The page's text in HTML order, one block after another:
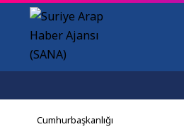
Cumhurbaşkanlığı